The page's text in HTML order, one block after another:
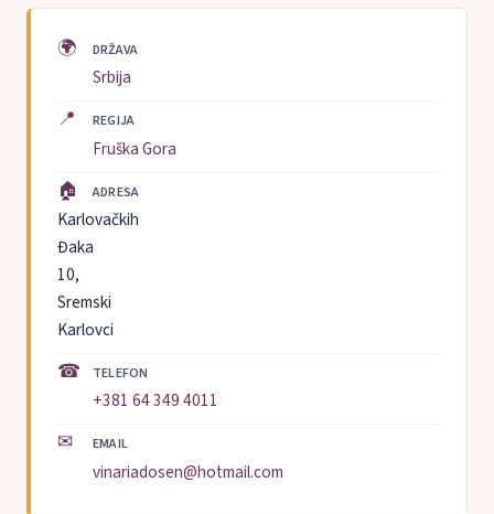
🌍 DRŽAVA
Srbija
📍 REGIJA
Fruška Gora
🏠 ADRESA
Karlovačkih
Đaka
10,
Sremski
Karlovci
☎ TELEFON
+381 64 349 4011
✉ EMAIL
vinariadosen@hotmail.com